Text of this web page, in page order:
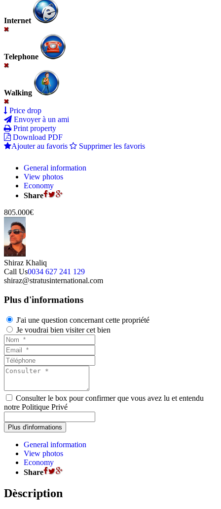
Internet
Telephone
Walking
Price drop
Envoyer à un ami
Print property
Download PDF
Ajouter au favoris
Supprimer les favoris
General information
View photos
Economy
Share
805.000€
Shiraz Khaliq
Call Us0034 627 241 129
shiraz@stratusinternational.com
Plus d'informations
J'ai une question concernant cette propriété
Je voudrai bien visiter cet bien
Consulter le box pour confirmer que vous avez lu et entendu
notre Politique Privé
General information
View photos
Economy
Share
Dèscription